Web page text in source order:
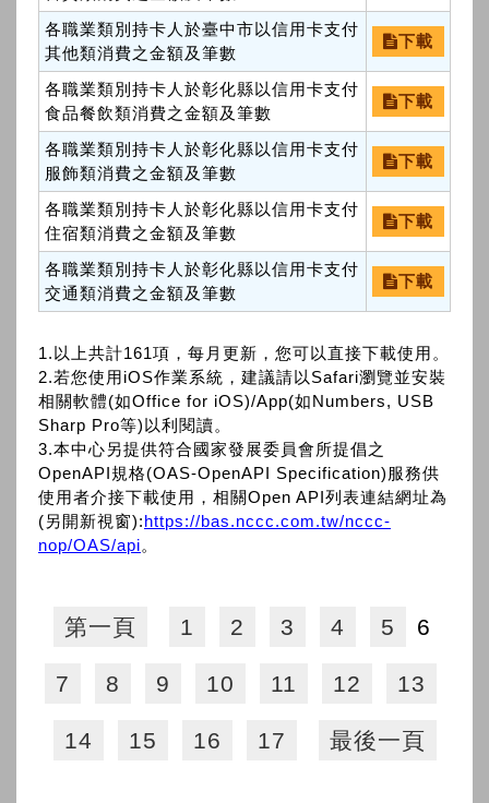
各職業類別持卡人於臺中市以信用卡支付
其他類消費之金額及筆數
下載
各職業類別持卡人於彰化縣以信用卡支付
食品餐飲類消費之金額及筆數
下載
各職業類別持卡人於彰化縣以信用卡支付
服飾類消費之金額及筆數
下載
各職業類別持卡人於彰化縣以信用卡支付
住宿類消費之金額及筆數
下載
各職業類別持卡人於彰化縣以信用卡支付
交通類消費之金額及筆數
下載
1.以上共計161項，每月更新，您可以直接下載使用。
2.若您使用iOS作業系統，建議請以Safari瀏覽並安裝
相關軟體(如Office for iOS)/App(如Numbers, USB
Sharp Pro等)以利閱讀。
3.本中心另提供符合國家發展委員會所提倡之
OpenAPI規格(OAS-OpenAPI Specification)服務供
使用者介接下載使用，相關Open API列表連結網址為
(另開新視窗):https://bas.nccc.com.tw/nccc-
nop/OAS/api。
第一頁 1 2 3 4 5 6
7 8 9 10 11 12 13
14 15 16 17 最後一頁